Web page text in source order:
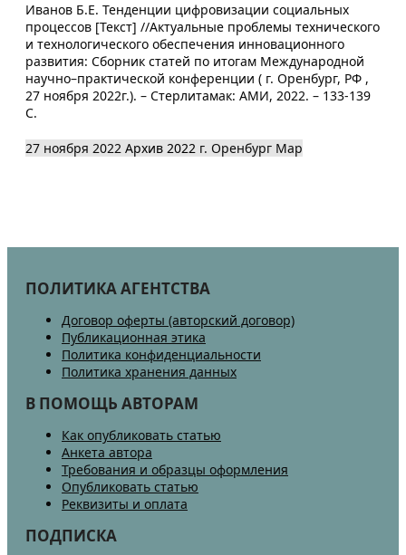
Иванов Б.Е. Тенденции цифровизации социальных
процессов [Текст] //Актуальные проблемы технического
и технологического обеспечения инновационного
развития: Сборник статей по итогам Международной
научно–практической конференции ( г. Оренбург, РФ ,
27 ноября 2022г.). – Стерлитамак: АМИ, 2022. – 133-139
С.
27 ноября 2022 Архив 2022 г. Оренбург Map
ПОЛИТИКА АГЕНТСТВА
Договор оферты (авторский договор)
Публикационная этика
Политика конфиденциальности
Политика хранения данных
В ПОМОЩЬ АВТОРАМ
Как опубликовать статью
Анкета автора
Требования и образцы оформления
Опубликовать статью
Реквизиты и оплата
ПОДПИСКА